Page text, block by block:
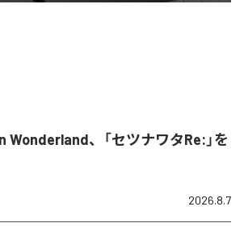
、「セツナワタRe:」を
2026.8.7